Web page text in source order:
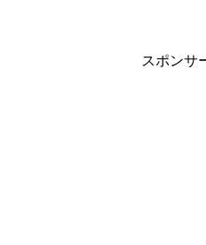
スポンサ